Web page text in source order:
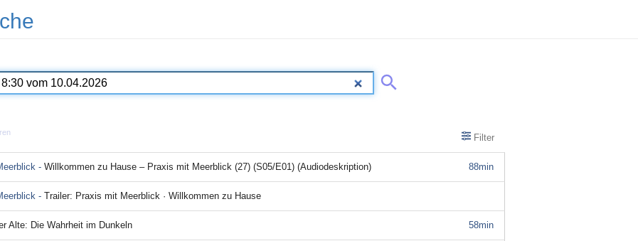
Filter
88min
- Willkommen zu Hause – Praxis mit Meerblick (27) (S05/E01) (Audiodeskription)
- Trailer: Praxis mit Meerblick · Willkommen zu Hause
58min
Alte: Die Wahrheit im Dunkeln